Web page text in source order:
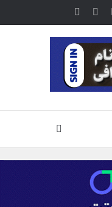
یوتیوبتلگرامخوراک
جستجو